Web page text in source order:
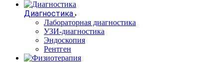
Диагностика
Лабораторная диагностика
УЗИ-диагностика
Эндоскопия
Рентген